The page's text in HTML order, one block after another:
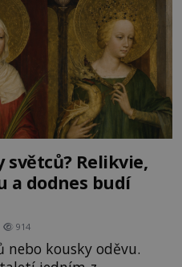
světců? Relikvie,
a dodnes budí
914
nebo kousky oděvu.